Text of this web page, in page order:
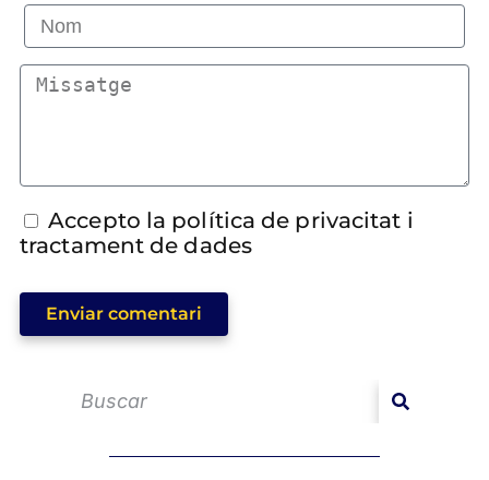
Accepto la política de privacitat i
tractament de dades
Enviar comentari